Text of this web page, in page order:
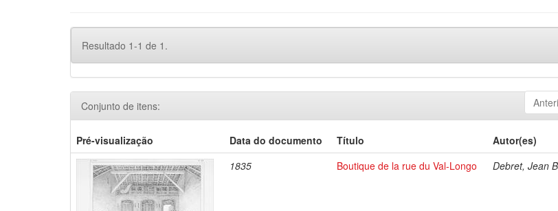
Resultado 1-1 de 1.
Conjunto de itens:
Pré-visualização Data do documento Título
Autor(es)
1835
Boutique de la rue du Val-Longo Debret, Jean